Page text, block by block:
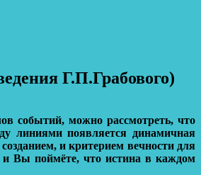
Г.П.Грабового)
событий, можно рассмотреть, что
линиями появляется динамичная
и критерием вечности для
и Вы поймёте, что истина в каждом